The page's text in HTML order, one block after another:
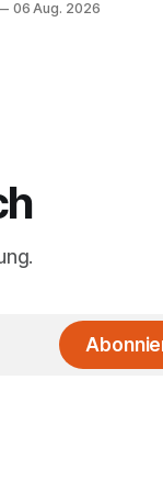
06 Aug. 2026